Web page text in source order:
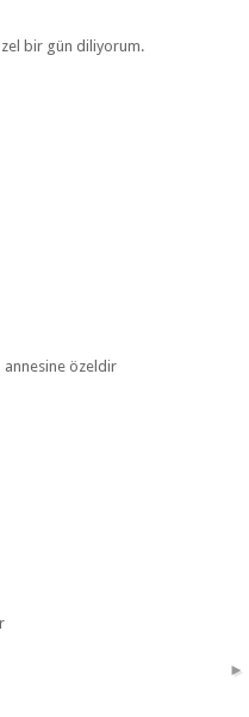
bir gün diliyorum.
annesine özeldir
►